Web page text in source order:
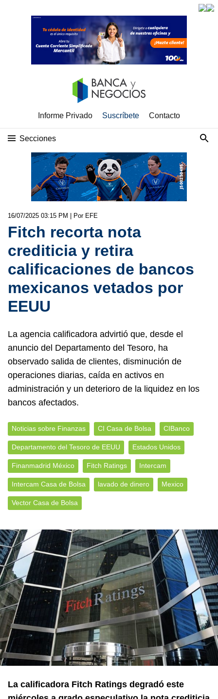
Informe Privado Suscríbete Contacto
Secciones
16/07/2025 03:15 PM | Por EFE
Fitch recorta nota
crediticia y retira
calificaciones de bancos
mexicanos vetados por
EEUU
La agencia calificadora advirtió que, desde el
anuncio del Departamento del Tesoro, ha
observado salida de clientes, disminución de
operaciones diarias, caída en activos en
administración y un deterioro de la liquidez en los
bancos afectados.
Noticias sobre Finanzas CI Casa de Bolsa CIBanco
Departamento del Tesoro de EEUU Estados Unidos
Finanmadrid México Fitch Ratings Intercam
Intercam Casa de Bolsa lavado de dinero Mexico
Vector Casa de Bolsa
La calificadora Fitch Ratings degradó este